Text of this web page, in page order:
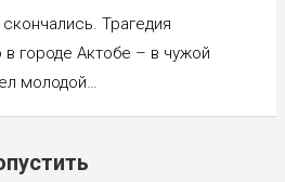
Трагедия
городе Актобе – в чужой
молодой…